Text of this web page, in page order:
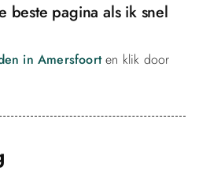
beste pagina als ik snel
in Amersfoorten klik door